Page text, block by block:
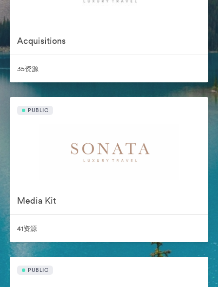
Acquisitions
35资源
PUBLIC
Media Kit
41资源
PUBLIC